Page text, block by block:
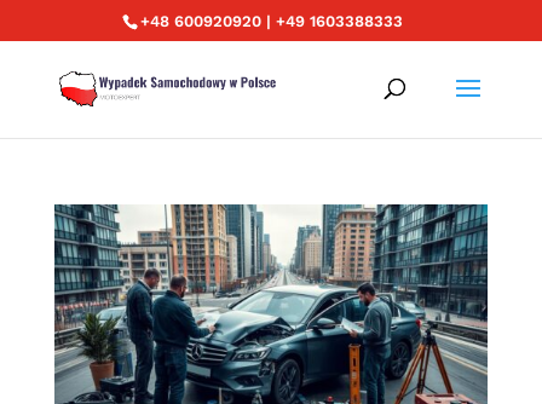
+48 600920920 | +49 1603388333